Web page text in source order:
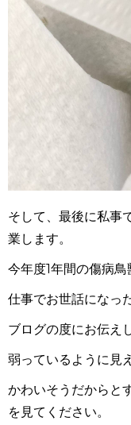
そして、最後に私事
業します。
今年度1年間の傷病鳥
仕事でお世話になっ
ブログの度にお伝え
弱っているように見
かわいそうだからと
を見てください。